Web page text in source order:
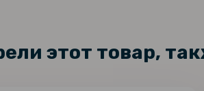
этот товар,